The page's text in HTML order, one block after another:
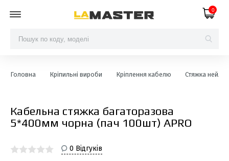
0
Головна Кріпильні вироби Кріплення кабелю Стяжка
Кабельна стяжка багаторазова
5*400мм чорна (пач 100шт) APRO
0 Відгуків